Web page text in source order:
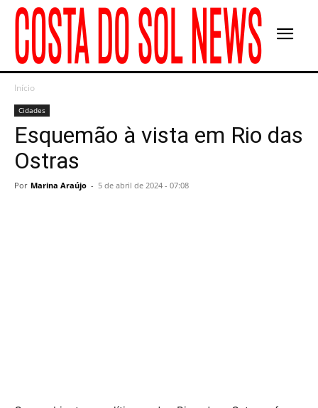
Início
Cidades
Esquemão à vista em Rio das
Ostras
Por Marina Araújo - 5 de abril de 2024 - 07:08